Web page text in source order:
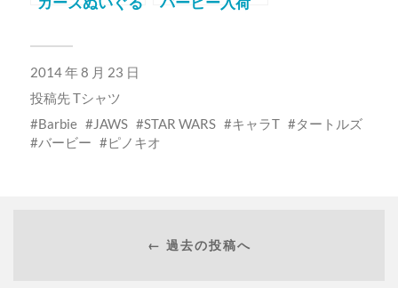
2014 年 8 月 23 日
投稿先Tシャツ
Barbie
JAWS STAR WARS キャラT
タートルズ
バービー
ピノキオ
← 過去の投稿へ